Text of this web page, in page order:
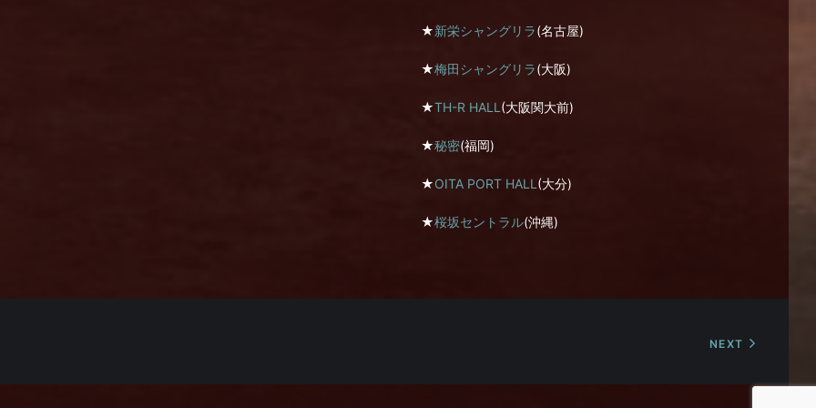
★新栄シャングリラ(名古屋)
★梅田シャングリラ(大阪)
★TH-R HALL (大阪関大前)
★秘密(福岡)
★OITA PORT HALL (大分)
★桜坂セントラル(沖縄)
NEXT